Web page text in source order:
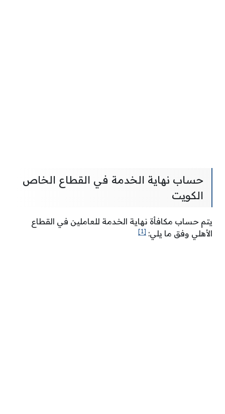
حساب نهاية الخدمة في القطاع الخاص
الكويت
يتم حساب مكافأة نهاية الخدمة للعاملين في القطاع
الأهلي وفق ما يلي: [1]